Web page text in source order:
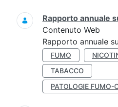
Rapporto annuale
Contenuto Web
Rapporto annuale
FUMO
TABACCO
PATOLOGIE FUMO-